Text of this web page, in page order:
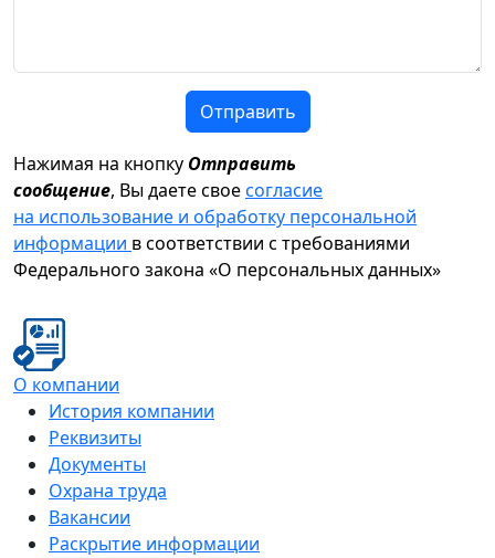
Отправить
Нажимая на кнопку Отправить
сообщение, Вы даете своесогласие
на использование и обработку персональной
информации в соответствии с требованиями
Федерального закона «О персональных данных»
О компании
История компании
Реквизиты
Документы
Охрана труда
Вакансии
Раскрытие информации